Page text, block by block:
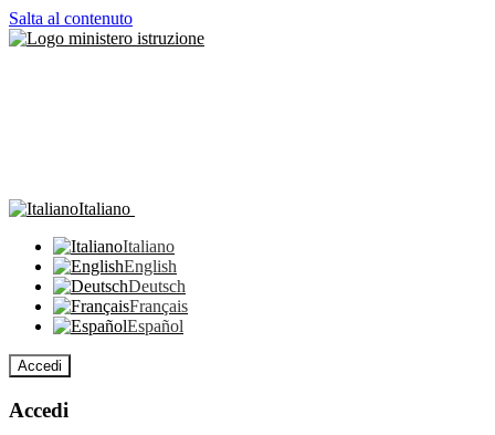
Salta al contenuto
Italiano
Italiano
English
Deutsch
Français
Español
Accedi
Accedi